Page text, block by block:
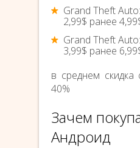
Grand Theft
2,99$ ранее
Grand Theft
3,99$ ранее
в среднем скидка
40%
Зачем
Андроид